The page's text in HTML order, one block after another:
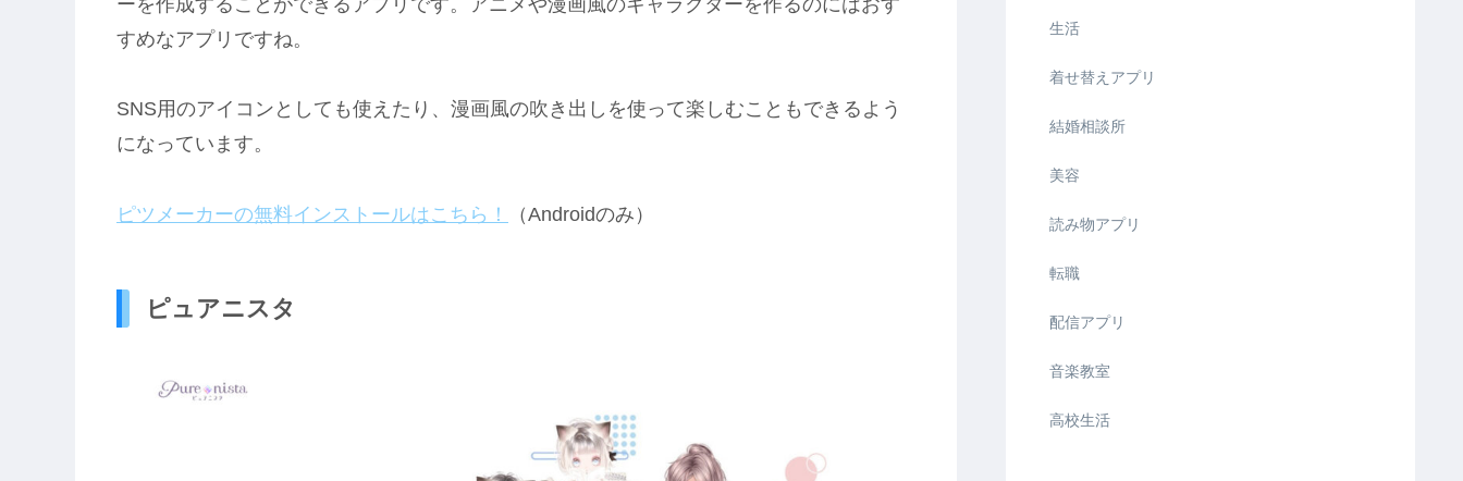
ーを作成することができるアプリです。アニメや漫画風のキャラクターを作るのにはおす
すめなアプリですね。
SNS用のアイコンとしても使えたり、漫画風の吹き出しを使って楽しむこともできるよう
になっています。
ピツメーカーの無料インストールはこちら！ （Androidのみ）
ピュアニスタ
生活
着せ替えアプリ
結婚相談所
美容
読み物アプリ
転職
配信アプリ
音楽教室
高校生活